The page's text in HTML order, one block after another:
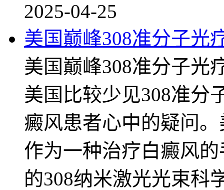
2025-04-25
美国巅峰308准分子光
美国巅峰308准分子光
美国比较少见308准分
癜风患者心中的疑问
作为一种治疗白癜风
的308纳米激光光束科